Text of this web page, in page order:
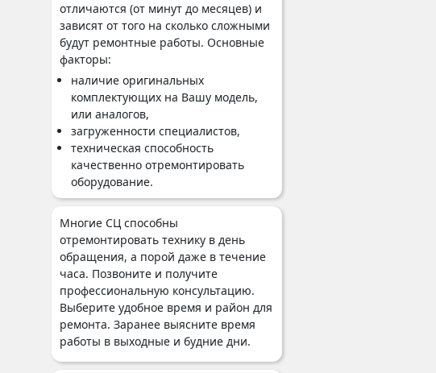
отличаются (от минут до месяцев) и
зависят от того на сколько сложными
будут ремонтные работы. Основные
факторы:
наличие оригинальных
комплектующих на Вашу модель,
или аналогов,
загруженности специалистов,
техническая способность
качественно отремонтировать
оборудование.
Многие СЦ способны
отремонтировать технику в день
обращения, а порой даже в течение
часа. Позвоните и получите
профессиональную консультацию.
Выберите удобное время и район для
ремонта. Заранее выясните время
работы в выходные и будние дни.